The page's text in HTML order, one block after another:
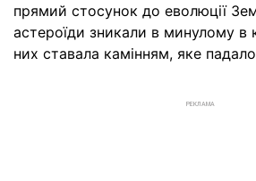
прямий стосунок до еволюції
астероїди зникали в минулому в
них ставала камінням, яке
РЕКЛАМА